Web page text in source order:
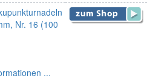
Nr. 16 (100
...